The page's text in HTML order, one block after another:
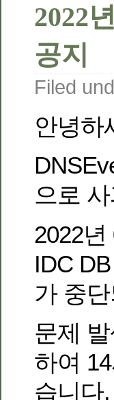
2022
공지
Filed
안녕하
으로
2022
IDC
가 중
문제
하여
습니다.